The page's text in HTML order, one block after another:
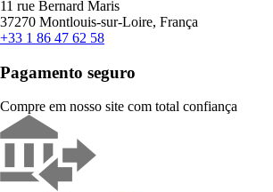
11 rue Bernard Maris
37270 Montlouis-sur-Loire, França
+33 1 86 47 62 58
Pagamento seguro
Compre em nosso site com total confiança